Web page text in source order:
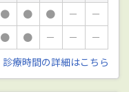
● ● ● －
－
● ● － －
－
診療時間の詳細はこちら